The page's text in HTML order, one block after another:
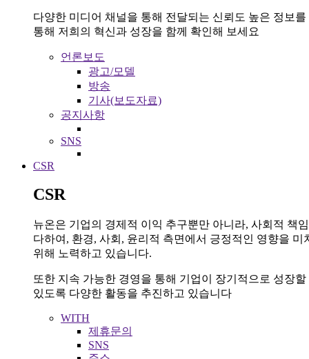
다양한 미디어 채널을 통해 전달되는 신뢰도 높은 정보를
통해 저희의 혁신과 성장을 함께 확인해 보세요
언론보도
광고/모델
방송
기사(보도자료)
공지사항
SNS
CSR
CSR
뉴온은 기업의 경제적 이익 추구뿐만 아니라, 사회적 책
다하여, 환경, 사회, 윤리적 측면에서 긍정적인 영향을 미
위해 노력하고 있습니다.
또한 지속 가능한 경영을 통해 기업이 장기적으로 성장할
있도록 다양한 활동을 추진하고 있습니다
WITH
제휴문의
SNS